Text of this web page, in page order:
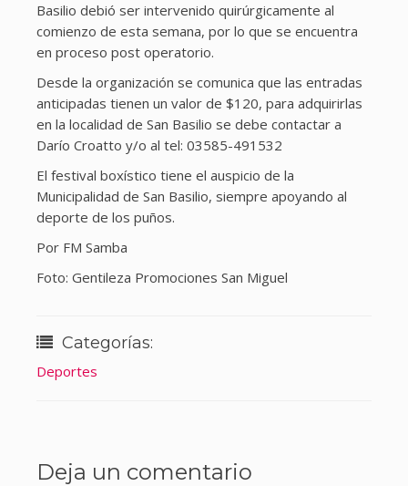
Basilio debió ser intervenido quirúrgicamente al
comienzo de esta semana, por lo que se encuentra
en proceso post operatorio.
Desde la organización se comunica que las entradas
anticipadas tienen un valor de $120, para adquirirlas
en la localidad de San Basilio se debe contactar a
Darío Croatto y/o al tel: 03585-491532
El festival boxístico tiene el auspicio de la
Municipalidad de San Basilio, siempre apoyando al
deporte de los puños.
Por FM Samba
Foto: Gentileza Promociones San Miguel
Categorías:
Deportes
Deja un comentario